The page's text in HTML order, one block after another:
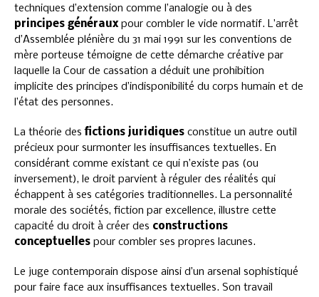
techniques d’extension comme l’analogie ou à des
principes généraux pour combler le vide normatif. L’arrêt
d’Assemblée plénière du 31 mai 1991 sur les conventions de
mère porteuse témoigne de cette démarche créative par
laquelle la Cour de cassation a déduit une prohibition
implicite des principes d’indisponibilité du corps humain et de
l’état des personnes.
La théorie desfictions juridiques constitue un autre outil
précieux pour surmonter les insuffisances textuelles. En
considérant comme existant ce qui n’existe pas (ou
inversement), le droit parvient à réguler des réalités qui
échappent à ses catégories traditionnelles. La personnalité
morale des sociétés, fiction par excellence, illustre cette
capacité du droit à créer des constructions
conceptuelles pour combler ses propres lacunes.
Le juge contemporain dispose ainsi d’un arsenal sophistiqué
pour faire face aux insuffisances textuelles. Son travail